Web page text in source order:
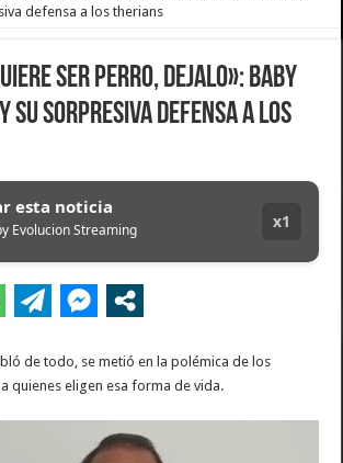
defensa a los therians
ser perro, dejalo»: Baby
su sorpresiva defensa a los
esta noticia
Evolucion Streaming x1
de todo, se metió en la polémica de los
quienes eligen esa forma de vida.